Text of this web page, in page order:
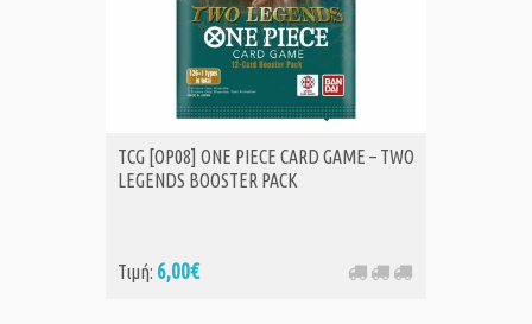
TCG [OP08] ONE PIECE CARD GAME – TWO
LEGENDS BOOSTER PACK
Τιμή: 6,00€